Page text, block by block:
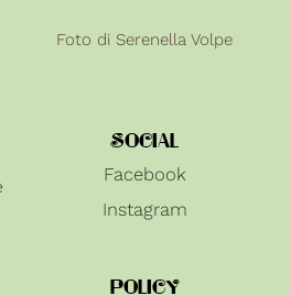
Foto di Serenella Volpe
SOCIAL
Facebook
Instagram
POLICY